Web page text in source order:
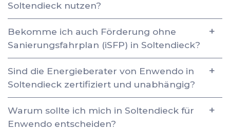
Soltendieck nutzen?
Bekomme ich auch Förderung ohne
Sanierungsfahrplan (iSFP) in Soltendieck?
Sind die Energieberater von Enwendo in
Soltendieck zertifiziert und unabhängig?
Warum sollte ich mich in Soltendieck für
Enwendo entscheiden?